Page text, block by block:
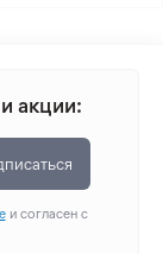
акции:
и согласен с